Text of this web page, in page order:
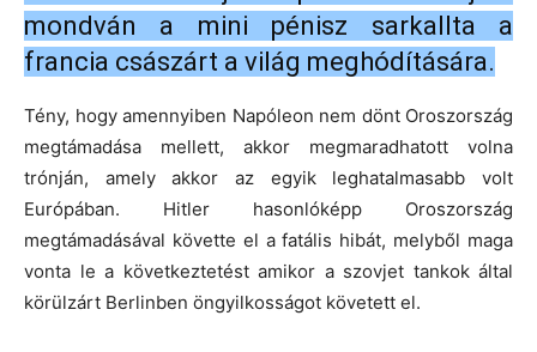
mondván a mini pénisz sarkallta a
francia császárt a világ meghódítására.
Tény, hogy amennyiben Napóleon nem dönt Oroszország
megtámadása mellett, akkor megmaradhatott volna
trónján, amely akkor az egyik leghatalmasabb volt
Európában. Hitler hasonlóképp Oroszország
megtámadásával követte el a fatális hibát, melyből maga
vonta le a következtetést amikor a szovjet tankok által
körülzárt Berlinben öngyilkosságot követett el.